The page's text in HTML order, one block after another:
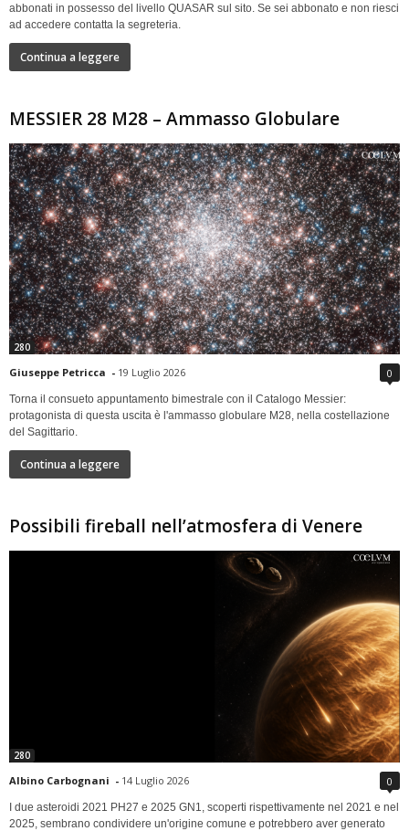
abbonati in possesso del livello QUASAR sul sito. Se sei abbonato e non riesci
ad accedere contatta la segreteria.
Continua a leggere
MESSIER 28 M28 – Ammasso Globulare
280
Giuseppe Petricca - 19 Luglio 2026 0
Torna il consueto appuntamento bimestrale con il Catalogo Messier:
protagonista di questa uscita è l'ammasso globulare M28, nella costellazione
del Sagittario.
Continua a leggere
Possibili fireball nell’atmosfera di Venere
280
Albino Carbognani - 14 Luglio 2026 0
I due asteroidi 2021 PH27 e 2025 GN1, scoperti rispettivamente nel 2021 e nel
2025, sembrano condividere un'origine comune e potrebbero aver generato